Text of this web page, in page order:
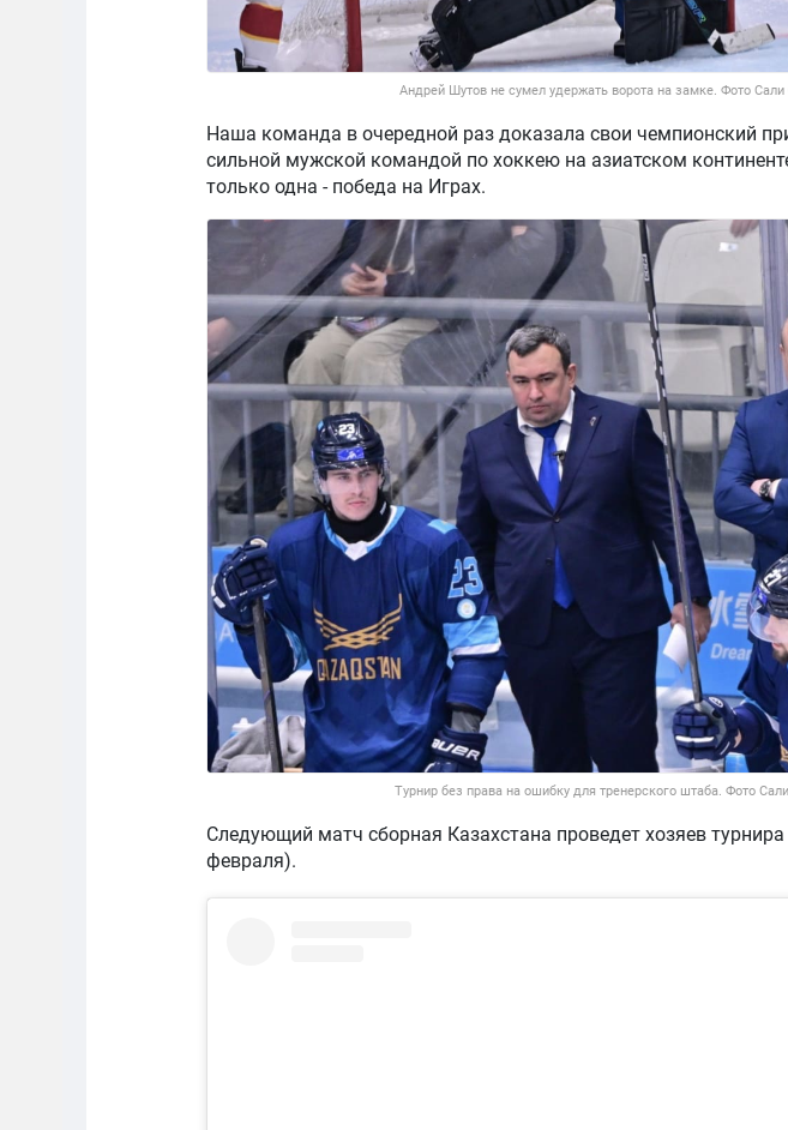
Андрей Шутов не сумел удержать ворота на замке. Фото Сали
Наша команда в очередной раз доказала свои чемпионский
сильной мужской командой по хоккею на азиатском
только одна - победа на Играх.
Турнир без права на ошибку для тренерского штаба. Фото
Следующий матч сборная Казахстана проведет хозяев
февраля).